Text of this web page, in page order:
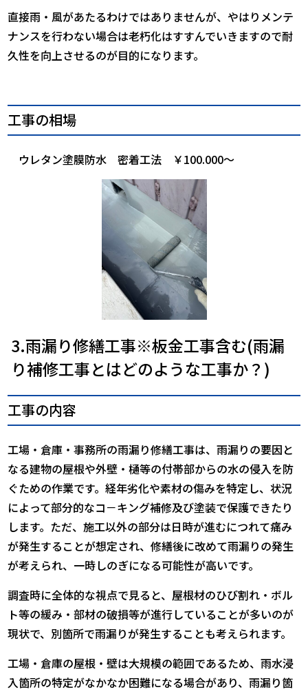
直接雨・風があたるわけではありませんが、やはりメンテ
ナンスを行わない場合は老朽化はすすんでいきますので耐
久性を向上させるのが目的になります。
工事の相場
ウレタン塗膜防水 密着工法 ￥100.000～
3.雨漏り修繕工事※板金工事含む(雨漏
り補修工事とはどのような工事か？)
工事の内容
工場・倉庫・事務所の雨漏り修繕工事は、雨漏りの要因と
なる建物の屋根や外壁・樋等の付帯部からの水の侵入を防
ぐための作業です。経年劣化や素材の傷みを特定し、状況
によって部分的なコ－キング補修及び塗装で保護できたり
します。ただ、施工以外の部分は日時が進むにつれて痛み
が発生することが想定され、修繕後に改めて雨漏りの発生
が考えられ、一時しのぎになる可能性が高いです。
調査時に全体的な視点で見ると、屋根材のひび割れ・ボル
ト等の緩み・部材の破損等が進行していることが多いのが
現状で、別箇所で雨漏りが発生することも考えられます。
工場・倉庫の屋根・壁は大規模の範囲であるため、雨水浸
入箇所の特定がなかなか困難になる場合があり、雨漏り箇